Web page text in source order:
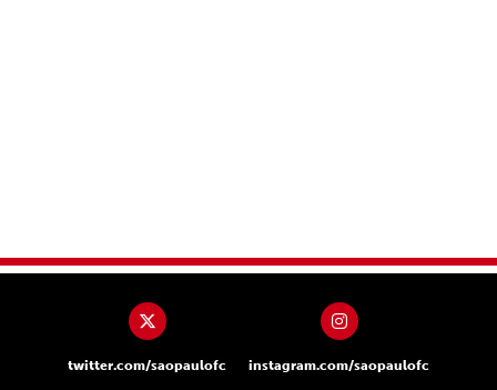
twitter.com/saopaulofc instagram.com/saopaulofc